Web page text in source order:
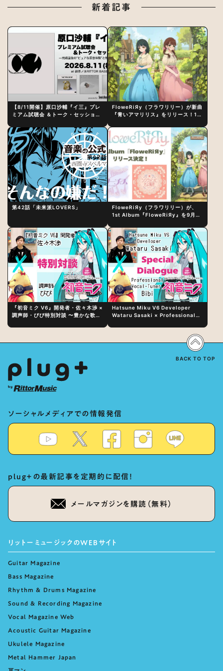
新着記事
【8/11開催】原口沙輔『イ三』プレ
ミアム試聴会 ＆トーク・セッション
制作秘話
FloweRiЯy（フラワリリー）が新曲
『青いアマリリス』をリリース！1st
第42話「未来派LOVERS」
FloweRiЯy（フラワリリー）が、
1st Album『FloweRiЯy』を9月23
『初音ミク V6』開発者・佐々木渉 ×
調声師・びび特別対談 〜豊かな歌声
Hatsune Miku V6 Developer
Wataru Sasaki × Professional
Vocal Expression Lies in “Love
for the singing characters” and
ソーシャルメディアでの情報発信
plug+の最新記事を定期的に配信！
メールマガジンを購読（無料）
リットーミュージックのWEBサイト
Guitar Magazine
Bass Magazine
Rhythm & Drums Magazine
Sound & Recording Magazine
Vocal Magazine Web
Acoustic Guitar Magazine
Ukulele Magazine
Metal Hammer Japan
BACK TO TOP